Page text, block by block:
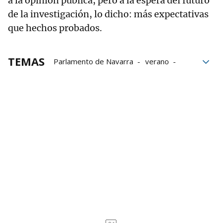
de la investigación, lo dicho: más expectativas
que hechos probados.
TEMAS Parlamento de Navarra
verano